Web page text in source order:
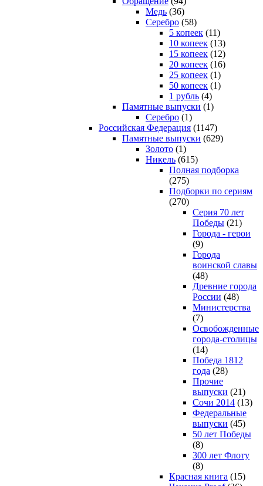
Медь (36)
Серебро (58)
5 копеек (11)
10 копеек (13)
15 копеек (12)
20 копеек (16)
25 копеек (1)
50 копеек (1)
1 рубль (4)
Памятные выпуски (1)
Серебро (1)
Российская Федерация (1147)
Памятные выпуски (629)
Золото (1)
Никель (615)
Полная подборка
(275)
Подборки по сериям
(270)
Серия 70 лет
Победы (21)
Города - герои
(9)
Города
воинской славы
(48)
Древние города
России (48)
Министерства
(7)
Освобожденные
города-столицы
(14)
Победа 1812
года (28)
Прочие
выпуски (21)
Сочи 2014 (13)
Федеральные
выпуски (45)
50 лет Победы
(8)
300 лет Флоту
(8)
Красная книга (15)